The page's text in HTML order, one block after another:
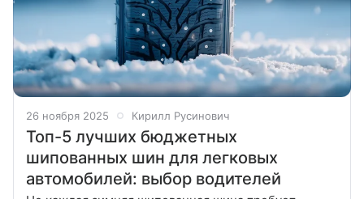
26 ноября 2025 Кирилл Русинович
Топ-5 лучших бюджетных
шипованных шин для легковых
автомобилей: выбор водителей